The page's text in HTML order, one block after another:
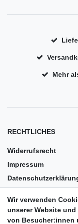
Mehr
RECHTLICHES
Widerrufsrecht
Impressum
Barrierefreiheit
Wir verwenden
unserer Website
von Besucher:innen